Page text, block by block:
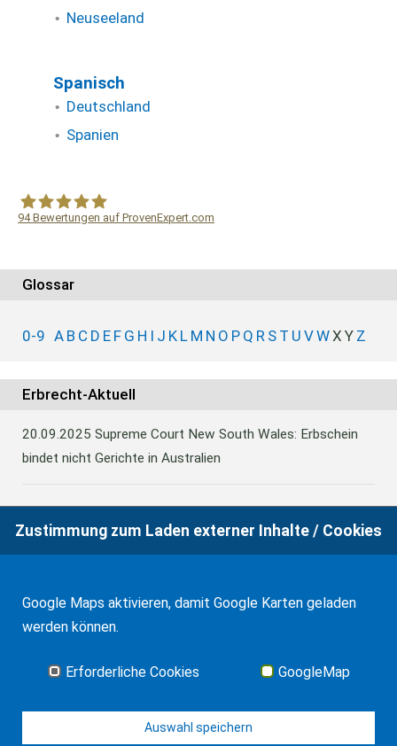
Neuseeland
Spanisch
Deutschland
Spanien
94Bewertungen auf ProvenExpert.com
Glossar
0-9 A B C D E F G H I J K L M N O P Q R S T U VWX Y Z
Erbrecht-Aktuell
20.09.2025 Supreme Court New South Wales: Erbschein
bindet nicht Gerichte in Australien
Besteuerung des Übergangs auf eine ausländische
23.11.2023Südaustralien: Kodifizierung des Erbrechts und
Alle Neuigkeiten
Zustimmung zum Laden externer Inhalte / Cookies
Google Maps aktivieren, damit Google Karten geladen
werden können.
Erforderliche Cookies GoogleMap
Auswahl speichern